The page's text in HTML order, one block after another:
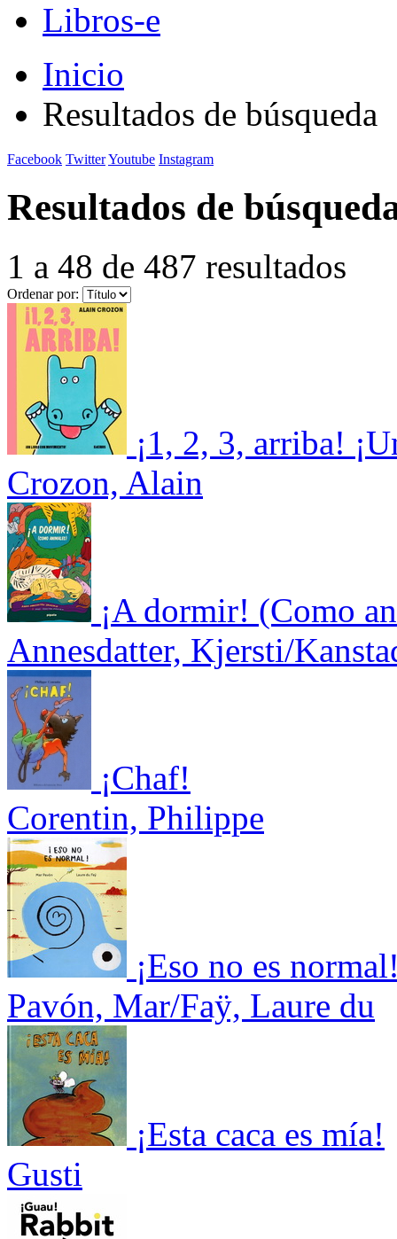
Libros-e
Inicio
Resultados de búsqueda
Facebook TwitterYoutube Instagram
Resultados de
1 a 48 de 487 resultados
Ordenar por:
¡1, 2, 3, arriba!
Crozon, Alain
¡A dormir! (Como
Annesdatter, Kjersti/
¡Chaf!
Corentin, Philippe
¡Eso no es
Pavón, Mar/Faÿ, Laure du
¡Esta caca es mía!
Gusti